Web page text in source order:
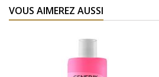
VOUS AIMEREZ AUSSI